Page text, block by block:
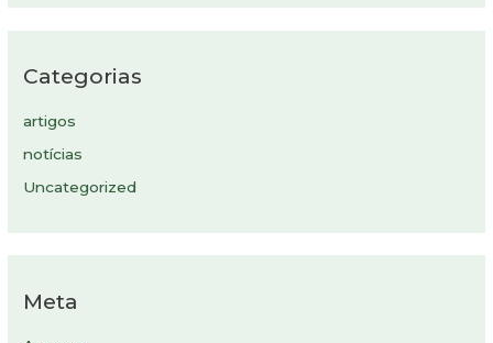
Categorias
artigos
notícias
Uncategorized
Meta